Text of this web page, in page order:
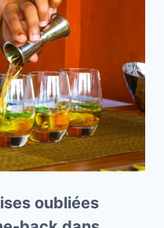
oubliées